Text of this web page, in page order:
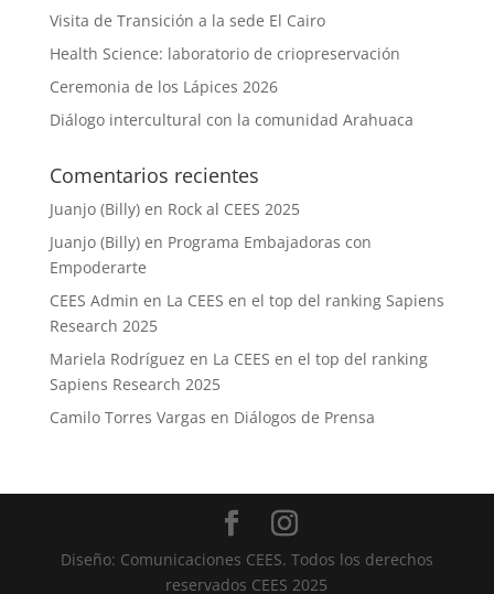
Visita de Transición a la sede El Cairo
Health Science: laboratorio de criopreservación
Ceremonia de los Lápices 2026
Diálogo intercultural con la comunidad Arahuaca
Comentarios recientes
Juanjo (Billy)en Rock al CEES 2025
Juanjo (Billy)en Programa Embajadoras con
Empoderarte
CEES Admin en La CEES en el top del ranking Sapiens
Research 2025
Mariela Rodríguez en La CEES en el top del ranking
Sapiens Research 2025
Camilo Torres Vargas en Diálogos de Prensa
Diseño: Comunicaciones CEES. Todos los derechos
reservados CEES 2025